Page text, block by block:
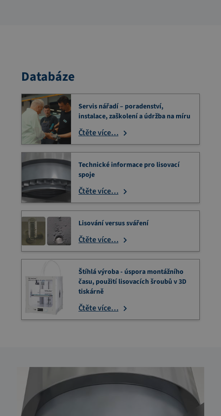
Databáze
Servis nářadí – poradenství,
instalace, zaškolení a údržba na míru
Čtěte více…
Technické informace pro lisovací
spoje
Čtěte více…
Lisování versus sváření
Čtěte více…
Štíhlá výroba - úspora montážního
času, použití lisovacích šroubů v 3D
tiskárně
Čtěte více…